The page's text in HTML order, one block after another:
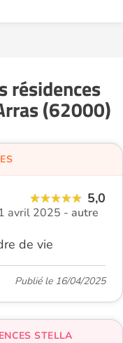
résidences
(62000)
5,0
avril 2025 - autre
de vie
Publié le 16/04/2025
STELLA